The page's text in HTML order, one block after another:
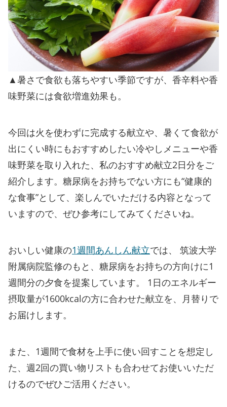
▲暑さで食欲も落ちやすい季節ですが、香辛料や香
味野菜には食欲増進効果も。
今回は火を使わずに完成する献立や、暑くて食欲が
出にくい時にもおすすめしたい冷やしメニューや香
味野菜を取り入れた、私のおすすめ献立2日分をご
紹介します。糖尿病をお持ちでない方にも“健康的
な食事”として、楽しんでいただける内容となって
いますので、ぜひ参考にしてみてくださいね。
おいしい健康の1週間あんしん献立では、 筑波大学
附属病院監修のもと、糖尿病をお持ちの方向けに1
週間分の夕食を提案しています。 1日のエネルギー
摂取量が1600kcalの方に合わせた献立を、月替りで
お届けします。
また、1週間で食材を上手に使い回すことを想定し
た、週2回の買い物リストも合わせてお使いいただ
けるのでぜひご活用ください。